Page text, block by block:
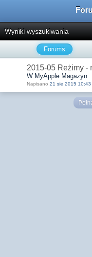
Wyniki wyszukiwania
Forums
2015-05 Reżimy -
W MyApple Magazyn
Napisano 21 sie 2015 10:43